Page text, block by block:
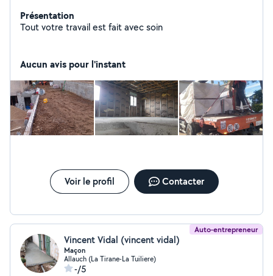
Présentation
Tout votre travail est fait avec soin
Aucun avis pour l'instant
Voir le profil Contacter
Auto-entrepreneur
Vincent Vidal (vincent vidal)
Maçon
Allauch (La Tirane-La Tuiliere)
-/5